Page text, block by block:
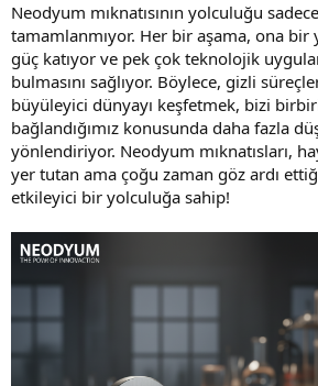
Neodyum mıknatısının yolculuğu
tamamlanmıyor. Her bir aşama, ona bir
güç katıyor ve pek çok teknolojik
bulmasını sağlıyor. Böylece, gizli
büyüleyici dünyayı keşfetmek, bizi
bağlandığımız konusunda daha fazla
yönlendiriyor. Neodyum mıknatısları,
yer tutan ama çoğu zaman göz ardı
etkileyici bir yolculuğa sahip!